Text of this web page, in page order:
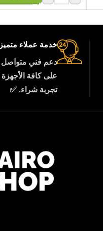
خدمة عملاء
دعم فني
على كافة
تجربة شراء. ✅